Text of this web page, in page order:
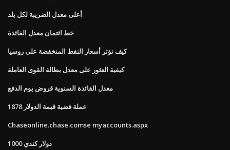
أعلى معدل الضريبة لكل بلد
خط ائتمان معدل الفائدة
كيف تؤثر أسعار النفط المنخفضة على روسيا
كيفية العثور على معدل بطالة القوى العاملة
معدل الفائدة السنوية قروض يوم الدفع
1878 عملة فضية قيمة الدولار
Chaseonline.chase.comse myaccounts.aspx
1000 دولار كندي